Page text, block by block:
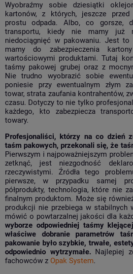
Wyobraźmy sobie dziesiątki
kartonów, z których, jeszcze
prostu odpada. Albo, co
transportu, kiedy nie mamy już
niedociągnięć w pakowaniu. Jest to
mamy do zabezpieczenia
wartościowymi produktami. Tutaj
taśmy pakowej grubej oraz z
Nie trudno wyobrazić sobie
poniesie przy ewentualnym złym
towar, strata zaufania kontrahentów,
czasu. Dotyczy to nie tylko
każdego, kto zabezpiecza
towary.
Profesjonaliści, którzy na co dzień
taśm pakowych, przekonali się, że
Pierwszym i najpoważniejszym
zetknąć, jest niezgodność
rzeczywistymi. Źródła tego
pierwsze, w przypadku samej
półprodukty, technologia, które nie
finalnym produktom. Może się
produkcji nie przebiega w stabilnych
mówić o powtarzalnej jakości dla
wyborze odpowiedniej taśmy
właściwe dobranie parametrów
pakowanie było szybkie, trwałe,
odpowiednio wytrzymałe.Najlepiej
fachowców z Opak System.